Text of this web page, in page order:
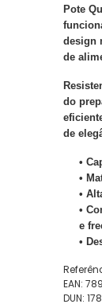
Pote
design
de
do
de
•
•
•
•
e
•
EAN:
DUN: